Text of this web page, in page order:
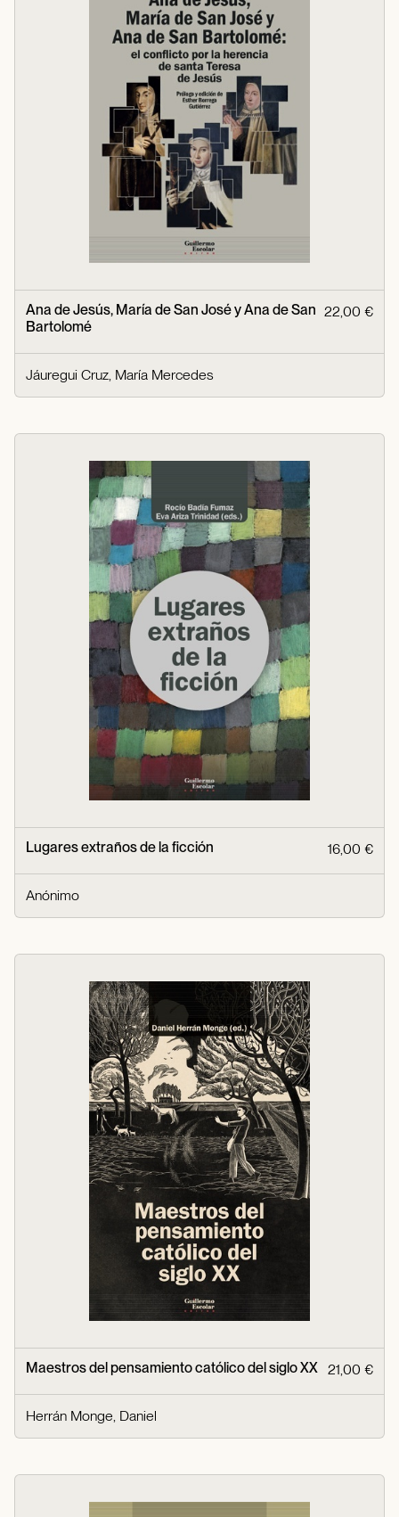
Ana de Jesús, María de San José y Ana de San
Bartolomé
22,00 €
Jáuregui Cruz, María Mercedes
Lugares extraños de la ficción 16,00 €
Anónimo
Maestros del pensamiento católico del siglo XX 21,00 €
Herrán Monge, Daniel